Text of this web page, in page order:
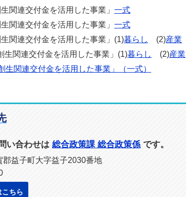
関連交付金を活用した事業」 一式
関連交付金を活用した事業」 一式
関連交付金を活用した事業」(1)暮らし (2)産業
生関連交付金を活用した事業」(1)暮らし (2)産業
生関連交付金を活用した事業」（一式）
い合わせは 総合政策課 総合政策係 です。
益子町大字益子2030番地
こちら